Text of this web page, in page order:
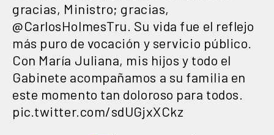
gracias, Ministro; gracias,
@CarlosHolmesTru . Su vida fue el reflejo
más puro de vocación y servicio público.
Con María Juliana, mis hijos y todo el
Gabinete acompañamos a su familia en
este momento tan doloroso para todos.
pic.twitter.com/sdUGjxXCkz